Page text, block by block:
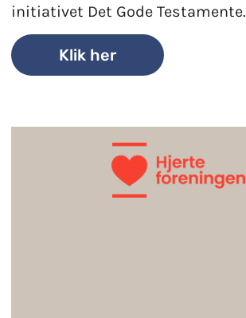
initiativet Det Gode Testamente.
Klik her